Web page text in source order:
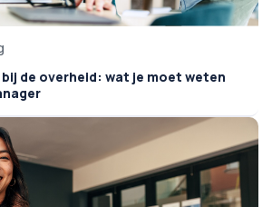
de overheid: wat je moet weten